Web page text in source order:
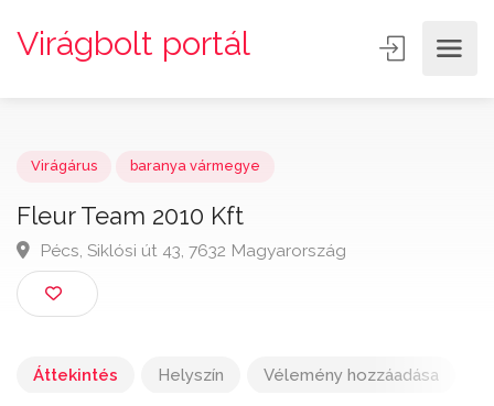
Virágbolt portál
Fleur Team 2010 Kft
Pécs, Siklósi út 43, 7632 Magyarország
Áttekintés Helyszín Vélemény hozzáadása